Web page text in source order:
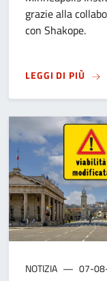
grazie alla
con Shakope.
LEGGI DI PIÙSU
NOTIZIA 07-